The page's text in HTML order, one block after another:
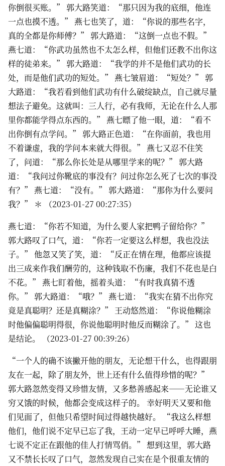
你倒很买账。” 郭大路笑道：“那只因为我的底细，他连
一点也摸不透。” 燕七也笑了，道：“你说的那些名字，
真的全都是你师傅？” 郭大路道：“这倒一点也不假。”
燕七道：“你武功虽然也不太怎么样，但他们还教不出你这
样的徒弟来。” 郭大路道：“我学的并不是他们武功的长
处，而是他们武功的短处。” 燕七皱眉道：“短处？” 郭
大路道：“我若看到他们武功有什么破绽缺点，自己就尽量
想法子避免。这就叫：三人行，必有我师，无论在什么人那
里你都能学得点东西的。” 燕七瞟了他一眼，道：“看不
出你倒有点学问。” 郭大路正色道：“在你面前，我也用
不着谦虚，我的学问本来就大得很。” 燕七又忍不住笑
了，问道：“那么你长处是从哪里学来的呢？” 郭大路
道：“我问过你靴底的事没有？问过你怎么死了七次的事没
有？” 燕七道：“没有。” 郭大路道：“那你为什么要问
我？” ＊ （2023-01-27 00:27:35）
燕七道：“你若不知道，为什么要人家把鸭子留给你？”
郭大路叹了口气，道：“你若一定要这么样想，我也没法
子。” 他忽又笑了笑，道：“反正在情在理，他都应该提
出三成来作我们酬劳的，这种钱取不伤廉，我们不花也是白
不花。” 燕七盯着他，摇着头道：“有时我真猜不透
你。” 郭大路道：“哦？” 燕七道：“我实在猜不出你究
竟是真聪明？还是真糊涂？” 王动悠然道：“你说他糊涂
时他偏偏聪明得很，你说他聪明时他反而糊涂了。” 这也
是结论。 （2023-01-27 00:39:26）
“一个人的确不该撇开他的朋友，无论想干什么，也得跟朋
友在一起，除了朋友外，世上还有什么值得珍惜的呢？”
郭大路忽然变得又珍惜友情，又多愁善感起来——无论谁又
穷又饿的时候，他都会变成这样子的。 幸好明天又要和他
们见面了，但他只希望时间过得越快越好。 “我这么样想
他们，他们说不定早已忘了我，王动一定早已呼呼大睡，燕
七说不定正在跟他的佳人打情骂俏。” 想到这里，郭大路
又不禁长长叹了口气，忽然发现自己实在是个很重友情的